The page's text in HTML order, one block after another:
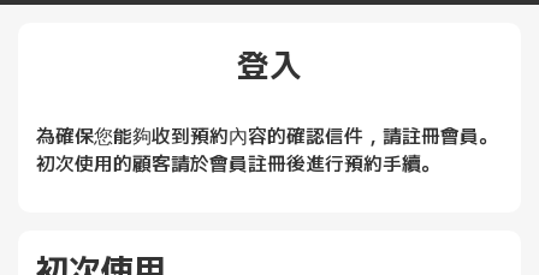
登入
為確保您能夠收到預約內容的確認信件，請註冊會員。
初次使用的顧客請於會員註冊後進行預約手續。